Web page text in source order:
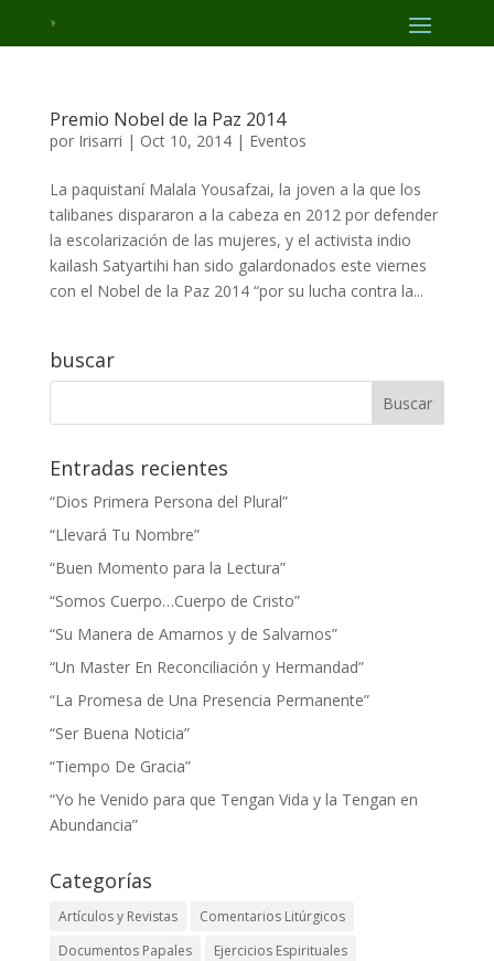
Premio Nobel de la Paz 2014
por Irisarri | Oct 10, 2014| Eventos
La paquistaní Malala Yousafzai, la joven a la que los
talibanes dispararon a la cabeza en 2012 por defender
la escolarización de las mujeres, y el activista indio
kailash Satyartihi han sido galardonados este viernes
con el Nobel de la Paz 2014 “por su lucha contra la...
buscar
Entradas recientes
“Dios Primera Persona del Plural”
“Llevará Tu Nombre”
“Buen Momento para la Lectura”
“Somos Cuerpo…Cuerpo de Cristo”
“Su Manera de Amarnos y de Salvarnos”
“Un Master En Reconciliación y Hermandad”
“La Promesa de Una Presencia Permanente”
“Ser Buena Noticia”
“Tiempo De Gracia”
“Yo he Venido para que Tengan Vida y la Tengan en
Abundancia”
Categorías
Artículos y Revistas
Comentarios Litúrgicos
Documentos Papales
Ejercicios Espirituales